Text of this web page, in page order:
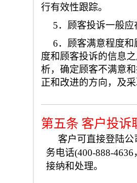
行有效性跟踪。
5．顾客投诉一般
6．顾客满意程度
度和顾客投诉的信息
析，确定顾客不满意
正和改进的方向，及
第五条 客户投诉
客户可直接登陆公
务电话(400-888-
接纳和处理。